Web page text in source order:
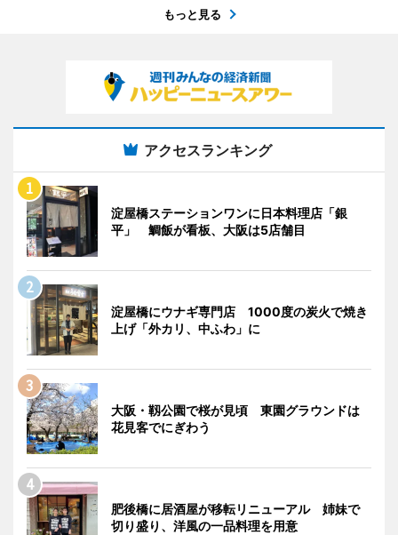
もっと見る
アクセスランキング
淀屋橋ステーションワンに日本料理店「銀
平」 鯛飯が看板、大阪は5店舗目
淀屋橋にウナギ専門店 1000度の炭火で焼き
上げ「外カリ、中ふわ」に
大阪・靱公園で桜が見頃 東園グラウンドは
花見客でにぎわう
肥後橋に居酒屋が移転リニューアル 姉妹で
切り盛り、洋風の一品料理を用意